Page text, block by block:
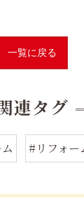
一覧に戻る
連タグ
#リフォー